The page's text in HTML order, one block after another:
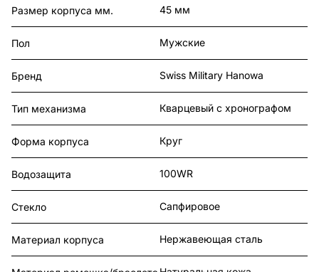
Размер корпуса мм. 45 мм
Пол Мужские
Бренд Swiss Military Hanowa
Тип механизма Кварцевый с хронографом
Форма корпуса Круг
Водозащита 100WR
Стекло Сапфировое
Материал корпуса Нержавеющая сталь